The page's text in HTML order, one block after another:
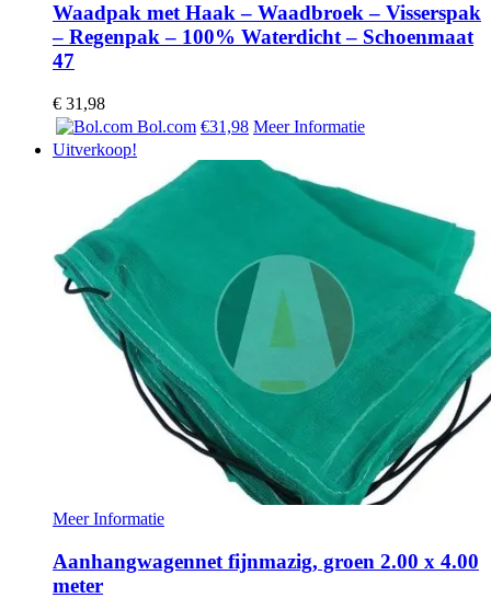
Waadpak met Haak – Waadbroek – Visserspak
– Regenpak – 100% Waterdicht – Schoenmaat
47
€ 31,98
Bol.com €31,98 Meer Informatie
Uitverkoop!
Meer Informatie
Aanhangwagennet fijnmazig, groen 2.00 x 4.00
meter